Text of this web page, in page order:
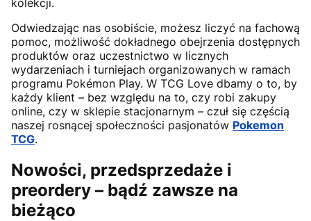
Odwiedzając nas osobiście, możesz liczyć na fachową
pomoc, możliwość dokładnego obejrzenia dostępnych
produktów oraz uczestnictwo w licznych
wydarzeniach i turniejach organizowanych w ramach
programu Pokémon Play. W TCG Love dbamy o to, by
każdy klient – bez względu na to, czy robi zakupy
online, czy w sklepie stacjonarnym – czuł się częścią
naszej rosnącej społeczności pasjonatów Pokemon
TCG.
Nowości, przedsprzedaże i
preordery – bądź zawsze na
bieżąco